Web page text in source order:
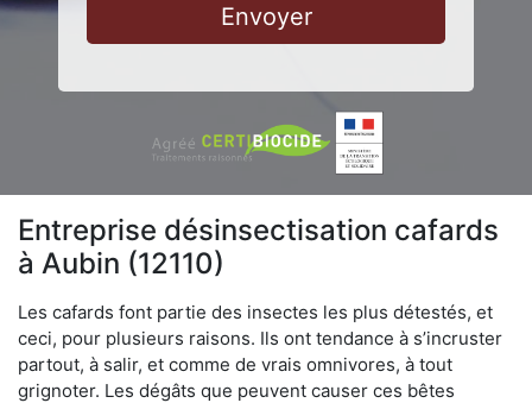
Envoyer
Entreprise désinsectisation cafards
à Aubin (12110)
Les cafards font partie des insectes les plus détestés, et
ceci, pour plusieurs raisons. Ils ont tendance à s’incruster
partout, à salir, et comme de vrais omnivores, à tout
grignoter. Les dégâts que peuvent causer ces bêtes